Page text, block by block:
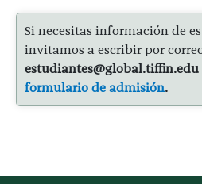
Si necesitas información de
invitamos a escribir por
estudiantes@global.tiffin.edu
formulario de admisión.